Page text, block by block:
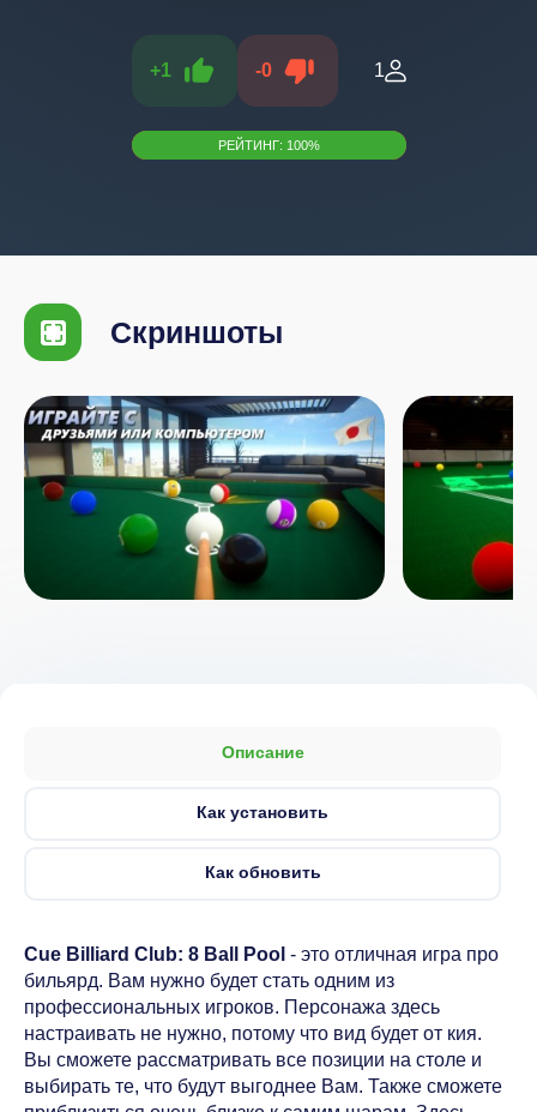
+1 -0 1
РЕЙТИНГ: 100%
Скриншоты
Описание
Как установить
Как обновить
Cue Billiard Club: 8 Ball Pool - это отличная игра про
бильярд. Вам нужно будет стать одним из
профессиональных игроков. Персонажа здесь
настраивать не нужно, потому что вид будет от кия.
Вы сможете рассматривать все позиции на столе и
выбирать те, что будут выгоднее Вам. Также сможете